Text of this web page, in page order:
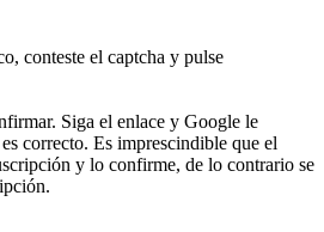
conteste el captcha y pulse
Siga el enlace y Google le
correcto. Es imprescindible que el
y lo confirme, de lo contrario se